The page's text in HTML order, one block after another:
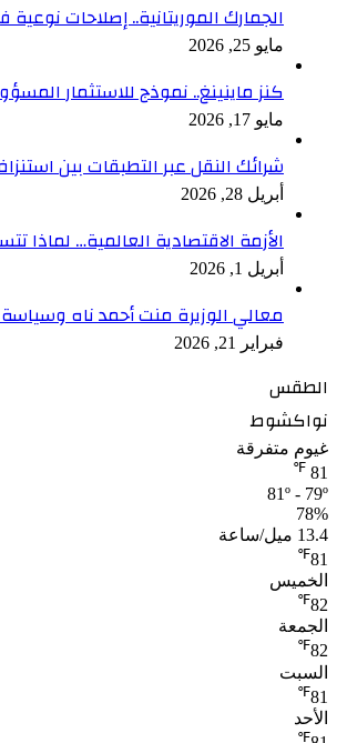
الجمارك الموريتانية.. إصلاحات
مايو 25, 2026
كنز ماينينغ.. نموذج للاستثمار
مايو 17, 2026
شرائك النقل عبر التطبقات بين
أبريل 28, 2026
الأزمة الاقتصادية العالمية… لماذا
أبريل 1, 2026
معالي الوزيرة منت أحمد ناه
فبراير 21, 2026
الطقس
نواكشوط
غيوم متفرقة
81
℉
81º - 79º
78%
13.4 ميل/ساعة
81
℉
الخميس
82
℉
الجمعة
82
℉
السبت
81
℉
الأحد
℉